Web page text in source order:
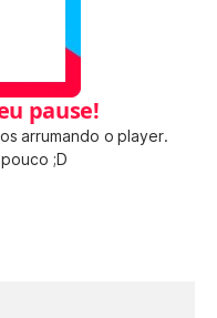
pause!
arrumando o player.
;D